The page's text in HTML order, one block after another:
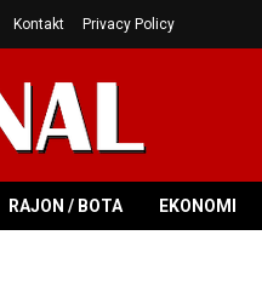
Kontakt Privacy Policy
RAJON / BOTA EKONOMI